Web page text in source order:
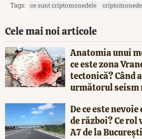
Tags: ce sunt criptomonedele criptomonede
Cele mai noi articole
Anatomia unui
ce este zona
tectonică? Când
următorul seism
De ce este
de război? Ce
A7 de la